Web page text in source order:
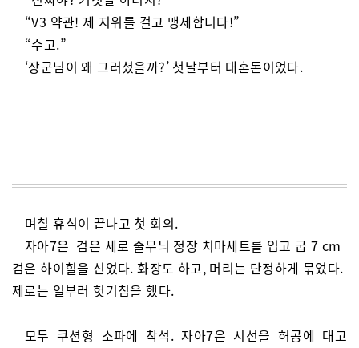
“V3 약관! 제 지위를 걸고 맹세합니다!”
“수고.”
‘장군님이 왜 그러셨을까?’ 첫날부터 대혼돈이었다.
며칠 휴식이 끝나고 첫 회의.
자아7은 검은 세로 줄무늬 정장 치마세트를 입고 굽 7 cm
검은 하이힐을 신었다. 화장도 하고, 머리는 단정하게 묶었다.
제로는 일부러 헛기침을 했다.
모두 쿠션형 소파에 착석. 자아7은 시선을 허공에 대고